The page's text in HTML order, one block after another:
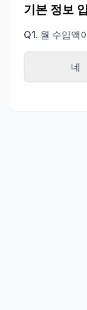
기본 정보
Q1. 월 수입액
네